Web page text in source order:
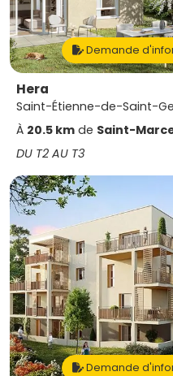
Demande
Hera
Saint-Étienne-de-Saint-
À 20.5 km de Saint-
DU T2 AU T3
Demande